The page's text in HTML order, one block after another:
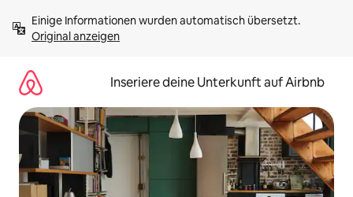
Inhalten
springenOriginal anzeigen
Inseriere deine Unterkunft auf Airbnb